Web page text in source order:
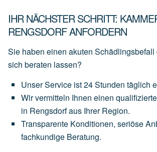
IHR NÄCHSTER SCHRITT:
RENGSDORF ANFORDERN
Sie haben einen akuten Schädlingsbefall
sich beraten lassen?
UnserService ist24 Stunden täglich
Wirvermitteln Ihnen einen
in Rengsdorfaus Ihrer Region.
Transparente Konditionen, seriöse
fachkundige Beratung.